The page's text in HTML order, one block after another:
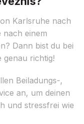
Karlsruhe nach
nach einem
Dann bist du bei
genau richtig!
Beiladungs-,
an, um deinen
und stressfrei wie